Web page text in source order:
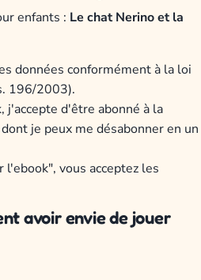
enfants : Le chat Nerino et la
données conformément à la loi
196/2003).
j'accepte d'être abonné à la
je peux me désabonner en un
vous acceptez les
avoir envie de jouer